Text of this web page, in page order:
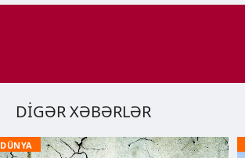
DİGƏR XƏBƏRLƏR
DÜNYA